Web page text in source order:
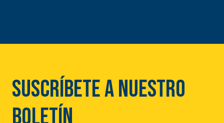
Suscríbete a nuestro
boletín